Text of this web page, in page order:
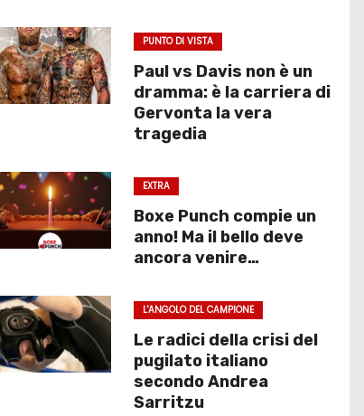
PUNTO DI VISTA
Paul vs Davis non è un
dramma: è la carriera di
Gervonta la vera
tragedia
EXTRA
Boxe Punch compie un
anno! Ma il bello deve
ancora venire…
L'ANGOLO DEL CAMPIONE
Le radici della crisi del
pugilato italiano
secondo Andrea
Sarritzu